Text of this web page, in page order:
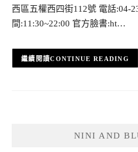
西區五權西四街112號 電話:04-
間:11:30~22:00 官方臉書:ht…
CONTINUE READING
NINI AND